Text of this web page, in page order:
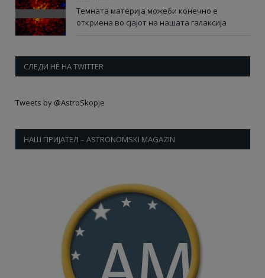
Темната материја можеби конечно е
откриена во сјајот на нашата галаксија
СЛЕДИ НÈ НА TWITTER
Tweets by @AstroSkopje
НАШ ПРИЈАТЕЛ – ASTRONOMSKI MAGAZIN